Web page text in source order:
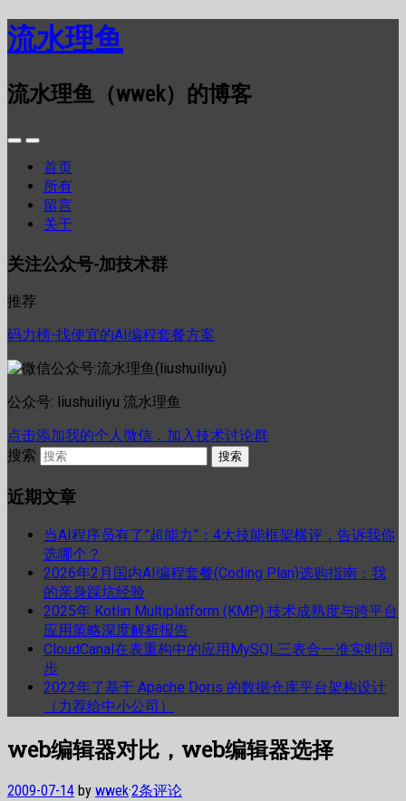
流水理鱼
流水理鱼（wwek）的博客
首页
所有
留言
关于
关注公众号-加技术群
推荐
码力榜-找便宜的AI编程套餐方案
公众号: liushuiliyu 流水理鱼
点击添加我的个人微信，加入技术讨论群
搜索
近期文章
当AI程序员有了”超能力”：4大技能框架横评，告诉我你
选哪个？
2026年2月国内AI编程套餐(Coding Plan)选购指南：我
的亲身踩坑经验
2025年 Kotlin Multiplatform (KMP) 技术成熟度与跨平台
应用策略深度解析报告
CloudCanal在表重构中的应用MySQL三表合一准实时同
步
2022年了基于 Apache Doris 的数据仓库平台架构设计
（力荐给中小公司）
web编辑器对比，web编辑器选择
2009-07-14 by wwek·2条评论